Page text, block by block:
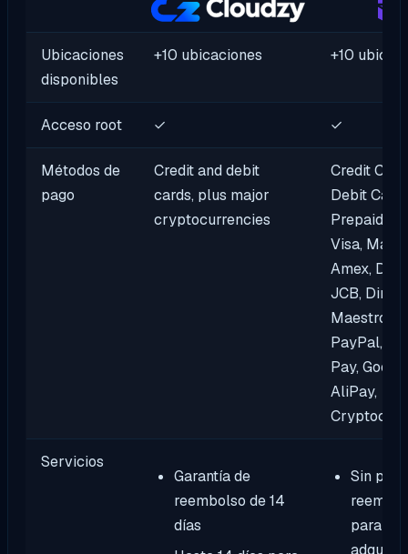
Ubicaciones
disponibles
+10 ubicaciones +10
Acceso root ✓ ✓
Métodos de
pago
Credit and debit
cards, plus major
cryptocurrencies
Credit
Debit Card,
Prepaid
Visa,
Amex,
JCB,
Maestro,
PayPal,
Pay,
AliPay,
Servicios
Garantía de
reembolso de 14
días
Sin
para